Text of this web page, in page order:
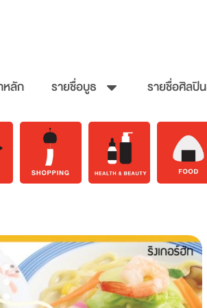
ลัก รายชื่อบูธ รายชื่อศิลปิน